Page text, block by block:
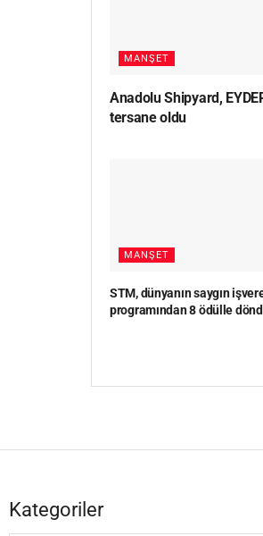
MANŞET
Anadolu Shipyard,
tersane oldu
MANŞET
STM, dünyanın saygın
programından 8 ödülle
Kategoriler